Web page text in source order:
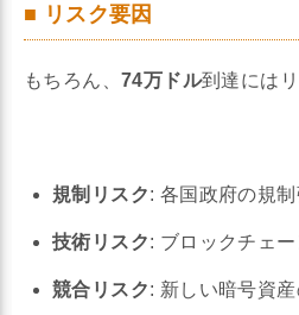
■ リスク要因
もちろん、 74万ドル到達には
規制リスク: 各国政府の規
技術リスク: ブロックチェ
競合リスク: 新しい暗号資